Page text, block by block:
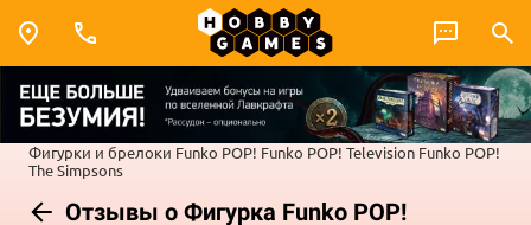
Фигурки и брелоки Funko POP! Funko POP! Television Funko POP!
The Simpsons
Отзывы о Фигурка Funko POP!